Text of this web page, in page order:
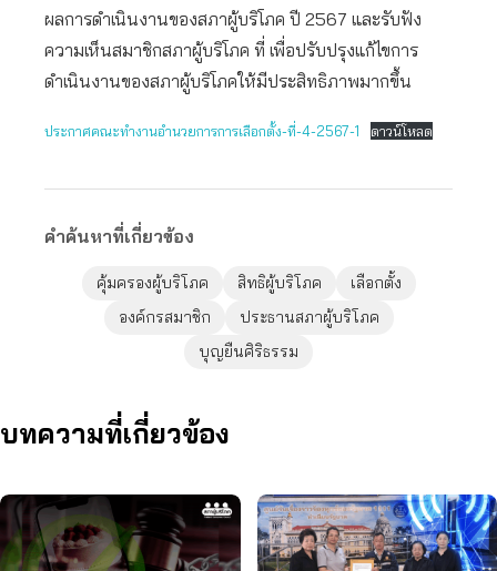
ผลการดำเนินงานของสภาผู้บริโภค ปี 2567 และรับฟัง
ความเห็นสมาชิกสภาผู้บริโภค ที่ เพื่อปรับปรุงแก้ไขการ
ดำเนินงานของสภาผู้บริโภคให้มีประสิทธิภาพมากขึ้น
ประกาศคณะทำงานอำนวยการการเลือกตั้ง-ที่-4-2567-1 ดาวน์โหลด
คำค้นหาที่เกี่ยวข้อง
คุ้มครองผู้บริโภค สิทธิผู้บริโภค
เลือกตั้ง
องค์กรสมาชิก
ประธานสภาผู้บริโภค
บุญยืนศิริธรรม
บทความที่เกี่ยวข้อง